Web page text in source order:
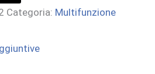
Categoria: Multifunzione